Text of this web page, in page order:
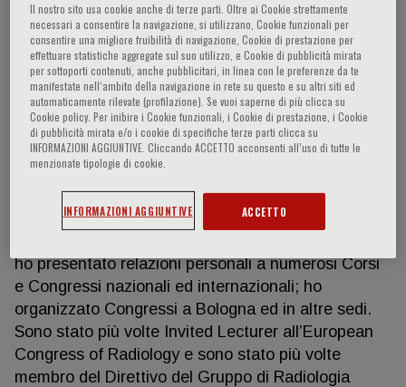
Maurizio Zompatori
Esperienza scientifica e riconoscimenti: sono
autore o co-autore di oltre 400 pubblicazioni a
stampa (oltre 350 di esse con IF, catalogate su
Pubmed; h index 36), specie di argomento
pneumologico, cardiologico, oncologico e nefro-
urologico, di varie monografie e di numerosi capitoli
ho presentato relazioni personali a numerosi Corsi
e Congressi nazionali ed internazionali; ho
organizzato Congressi a Bologna ed in altre sedi.
Sono stato più volte Invited Lecturer all’European
Congress of Radiology e sono stato più volte
membro del Direttivo del Gruppo di Radiologia
Il nostro sito usa cookie anche di terze parti. Oltre ai Cookie strettamente
necessari a consentire la navigazione, si utilizzano, Cookie funzionali per
consentire una migliore fruibilità di navigazione, Cookie di prestazione per
effettuare statistiche aggregate sul suo utilizzo, e Cookie di pubblicità mirata
per sottoporti contenuti, anche pubblicitari, in linea con le preferenze da te
manifestate nell‘ambito della navigazione in rete su questo e su altri siti ed
automaticamente rilevate (profilazione). Se vuoi saperne di più clicca su
Cookie policy. Per inibire i Cookie funzionali, i Cookie di prestazione, i Cookie
di pubblicità mirata e/o i cookie di specifiche terze parti clicca su
INFORMAZIONI AGGIUNTIVE. Cliccando ACCETTO acconsenti all’uso di tutte le
menzionate tipologie di cookie.
INFORMAZIONI AGGIUNTIVE ACCETTO